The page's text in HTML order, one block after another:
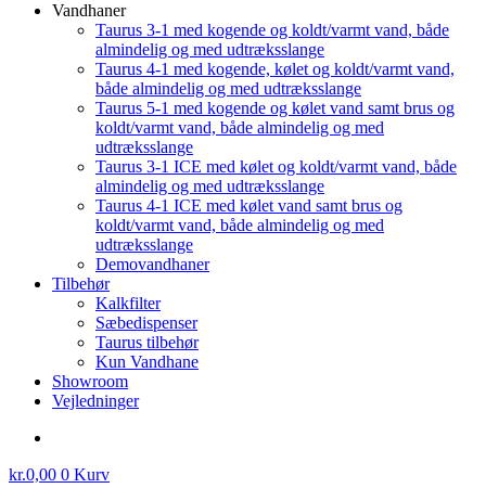
Vandhaner
Taurus 3-1 med kogende og koldt/varmt vand, både
almindelig og med udtræksslange
Taurus 4-1 med kogende, kølet og koldt/varmt vand,
både almindelig og med udtræksslange
Taurus 5-1 med kogende og kølet vand samt brus og
koldt/varmt vand, både almindelig og med
udtræksslange
Taurus 3-1 ICE med kølet og koldt/varmt vand, både
almindelig og med udtræksslange
Taurus 4-1 ICE med kølet vand samt brus og
koldt/varmt vand, både almindelig og med
udtræksslange
Demovandhaner
Tilbehør
Kalkfilter
Sæbedispenser
Taurus tilbehør
Kun Vandhane
Showroom
Vejledninger
kr.0,00 0 Kurv